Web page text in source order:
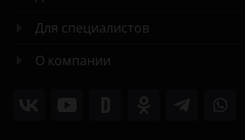
Для специалистов
О компании